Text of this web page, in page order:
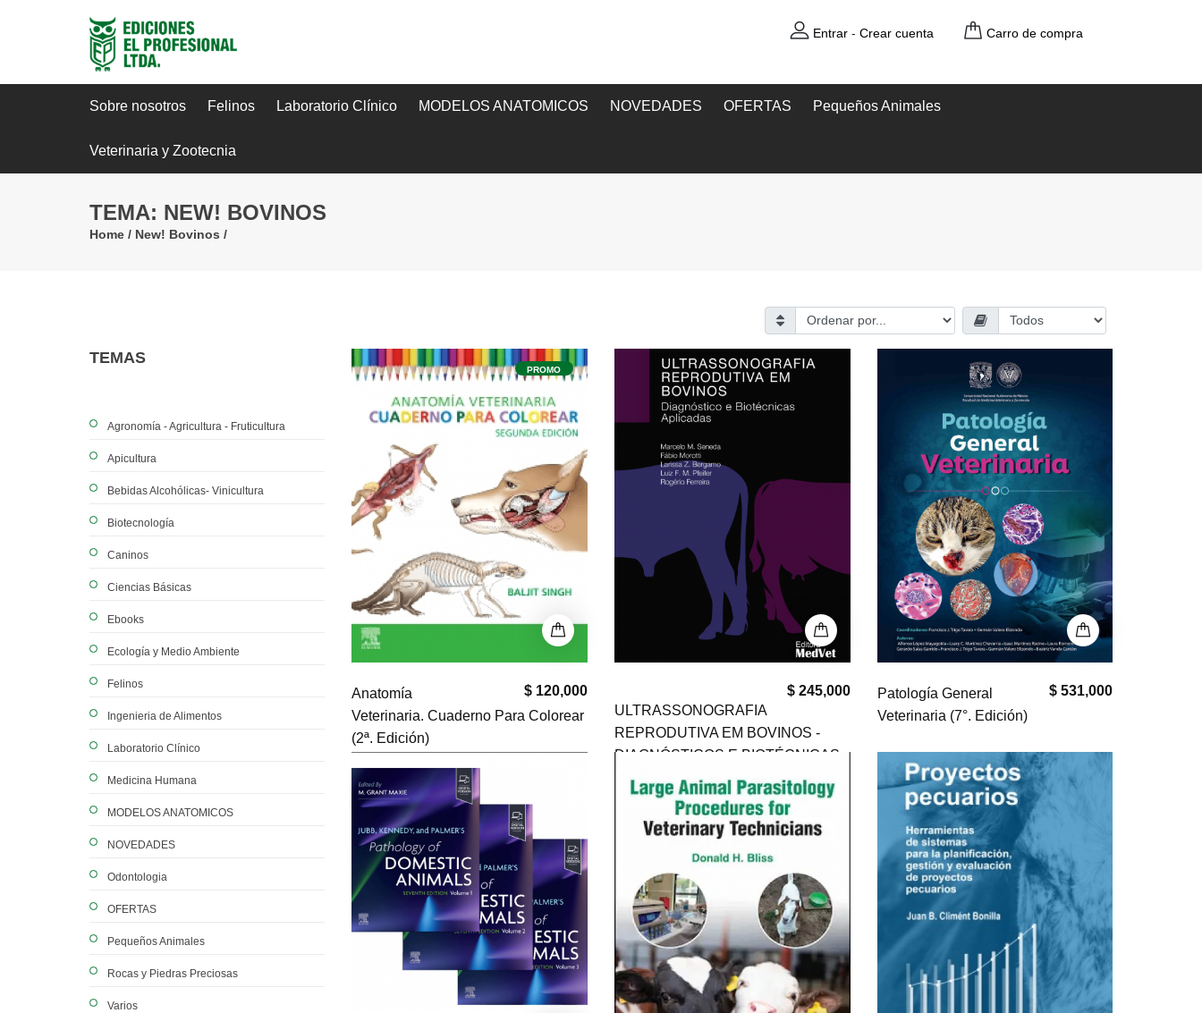
Entrar- Crear cuenta Carro de compra
Sobre nosotros Felinos Laboratorio Clínico MODELOS ANATOMICOS NOVEDADES OFERTAS Pequeños Animales
Veterinaria y Zootecnia
TEMA: NEW! BOVINOS
Home/ New! Bovinos /
TEMAS
Agronomía - Agricultura - Fruticultura
Apicultura
Bebidas Alcohólicas- Vinicultura
Biotecnología
Caninos
Ciencias Básicas
Ebooks
Ecología y Medio Ambiente
Felinos
Ingenieria de Alimentos
Laboratorio Clínico
Medicina Humana
MODELOS ANATOMICOS
NOVEDADES
Odontologia
OFERTAS
Pequeños Animales
Rocas y Piedras Preciosas
Varios
PROMO
$ 120,000
Anatomía
Veterinaria. Cuaderno Para Colorear
(2ª. Edición)
$ 245,000
ULTRASSONOGRAFIA
REPRODUTIVA EM BOVINOS -
DIAGNÓSTICOS E BIOTÉCNICAS
APLICADAS
$ 531,000
Patología General
Veterinaria (7°. Edición)